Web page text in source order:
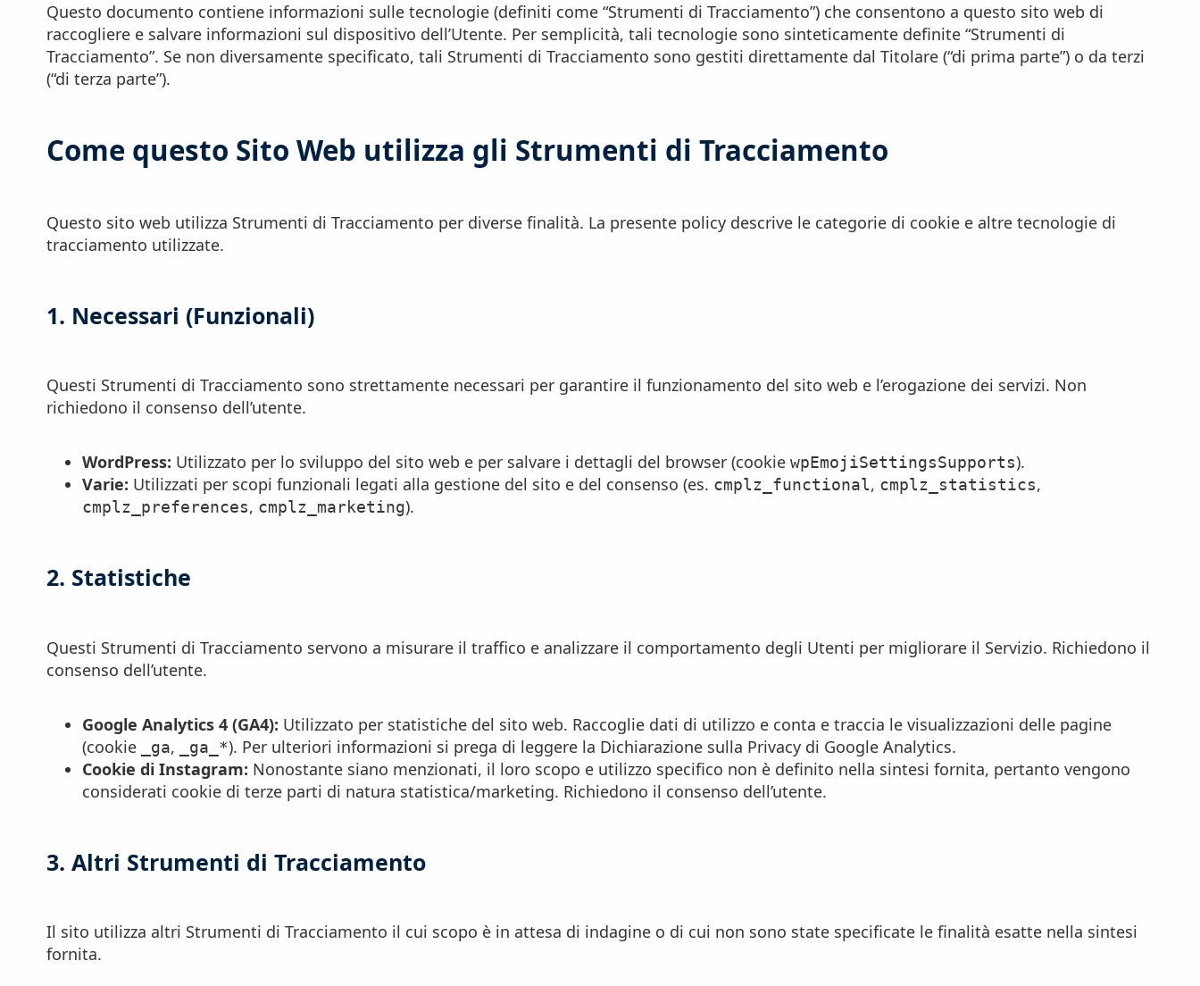
Questo documento contiene informazioni sulle tecnologie (definiti come “Strumenti di Tracciamento”) che consentono a questo sito web di
raccogliere e salvare informazioni sul dispositivo dell’Utente. Per semplicità, tali tecnologie sono sinteticamente definite “Strumenti di
Tracciamento”. Se non diversamente specificato, tali Strumenti di Tracciamento sono gestiti direttamente dal Titolare (“di prima parte”) o da terzi
(“di terza parte”).
Come questo Sito Web utilizza gli Strumenti di Tracciamento
Questo sito web utilizza Strumenti di Tracciamento per diverse finalità. La presente policy descrive le categorie di cookie e altre tecnologie di
tracciamento utilizzate.
1. Necessari (Funzionali)
Questi Strumenti di Tracciamento sono strettamente necessari per garantire il funzionamento del sito web e l’erogazione dei servizi. Non
richiedono il consenso dell’utente.
WordPress: Utilizzato per lo sviluppo del sito web e per salvare i dettagli del browser (cookie wpEmojiSettingsSupports).
Varie: Utilizzati per scopi funzionali legati alla gestione del sito e del consenso (es. cmplz_functional, cmplz_statistics,
cmplz_preferences, cmplz_marketing).
2. Statistiche
Questi Strumenti di Tracciamento servono a misurare il traffico e analizzare il comportamento degli Utenti per migliorare il Servizio. Richiedono il
consenso dell’utente.
Google Analytics 4 (GA4): Utilizzato per statistiche del sito web. Raccoglie dati di utilizzo e conta e traccia le visualizzazioni delle pagine
(cookie
_ga, _ga_*). Per ulteriori informazioni si prega di leggere la Dichiarazione sulla Privacy di Google Analytics.
Cookie di Instagram: Nonostante siano menzionati, il loro scopo e utilizzo specifico non è definito nella sintesi fornita, pertanto vengono
considerati cookie di terze parti di natura statistica/marketing. Richiedono il consenso dell’utente.
3. Altri Strumenti di Tracciamento
Il sito utilizza altri Strumenti di Tracciamento il cui scopo è in attesa di indagine o di cui non sono state specificate le finalità esatte nella sintesi
fornita.